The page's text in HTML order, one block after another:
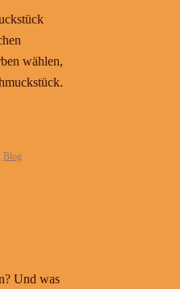
wählen,
Blog
Und was